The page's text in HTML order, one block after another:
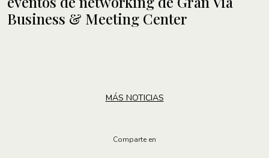
Business & Meeting Center
MÁS NOTICIAS
Comparte en